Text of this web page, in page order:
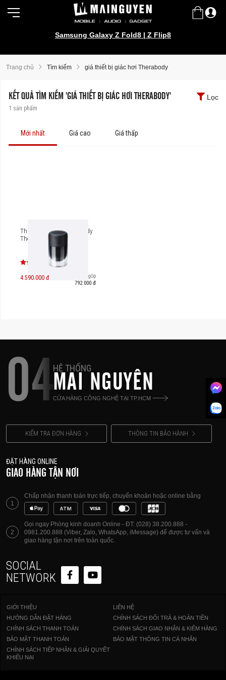
Samsung Galaxy Z Fold8 | Z Flip8
Trang chủ Tìm kiếm giá thiết bị giác hơi Therabody
KẾT QUẢ TÌM KIẾM 'GIÁ THIẾT BỊ GIÁC HƠI THERABODY'
1 sản phẩm
Lọc
Mới nhất Giá cao Giá thấp
Thiết bị giác hơi Therabody
TheraCup
4.590.000 đ
Trả góp
792.000 đ
04HỆ THỐNG
MAI NGUYÊN
CỬA HÀNG CÔNG NGHỆ TẠI TP.HCM
KIỂM TRA ĐƠN HÀNG THÔNG TIN BẢO HÀNH
ĐẶT HÀNG ONLINE
GIAO HÀNG TẬN NƠI
1
Chấp nhận thanh toán trực tiếp, chuyển khoản hoặc online bằng
2
Gọi ngay Phòng kinh doanh Online - ĐT: (028) 38.200.888 -
0981.200.888 (Viber, Zalo, WhatsApp, iMessage) để được tư vấn và
giao hàng tận nơi trên toàn quốc.
SOCIAL
NETWORK
GIỚI THIỆU
LIÊN HỆ
HƯỚNG DẪN ĐẶT HÀNG
CHÍNH SÁCH ĐỔI TRẢ & HOÀN TIỀN
CHÍNH SÁCH THANH TOÁN
CHÍNH SÁCH GIAO NHẬN & KIỂM HÀNG
BẢO MẬT THANH TOÁN
BẢO MẬT THÔNG TIN CÁ NHÂN
CHÍNH SÁCH TIẾP NHẬN & GIẢI QUYẾT
KHIẾU NẠI